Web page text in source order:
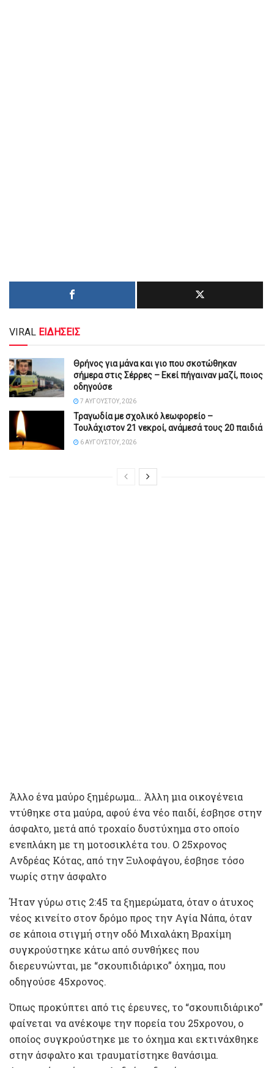
VIRAL ΕΙΔΗΣΕΙΣ
Θρήνος για μάνα και γιο που σκοτώθηκαν
σήμερα στις Σέρρες – Εκεί πήγαιναν μαζί, ποιος
οδηγούσε
7 ΑΥΓΟΎΣΤΟΥ, 2026
Τραγωδία με σχολικό λεωφορείο –
Τουλάχιστον 21 νεκροί, ανάμεσά τους 20 παιδιά
6 ΑΥΓΟΎΣΤΟΥ, 2026
Άλλο ένα μαύρο ξημέρωμα… Άλλη μια οικογένεια
ντύθηκε στα μαύρα, αφού ένα νέο παιδί, έσβησε στην
άσφαλτο, μετά από τροχαίο δυστύχημα στο οποίο
ενεπλάκη με τη μοτοσικλέτα του. Ο 25χρονος
Ανδρέας Κότας, από την Ξυλοφάγου, έσβησε τόσο
νωρίς στην άσφαλτο
Ήταν γύρω στις 2:45 τα ξημερώματα, όταν ο άτυχος
νέος κινείτο στον δρόμο προς την Αγία Νάπα, όταν
σε κάποια στιγμή στην οδό Μιχαλάκη Βραχίμη
συγκρούστηκε κάτω από συνθήκες που
διερευνώνται, με “σκουπιδιάρικο” όχημα, που
οδηγούσε 45χρονος.
Όπως προκύπτει από τις έρευνες, το “σκουπιδιάρικο”
φαίνεται να ανέκοψε την πορεία του 25χρονου, ο
οποίος συγκρούστηκε με το όχημα και εκτινάχθηκε
στην άσφαλτο και τραυματίστηκε θανάσιμα.